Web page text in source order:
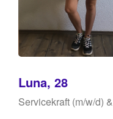
Luna, 28
Servicekraft (m/w/d)